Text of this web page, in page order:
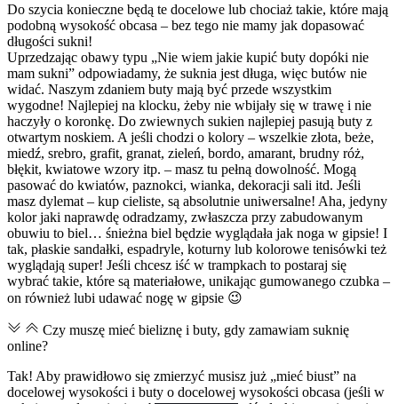
Do szycia konieczne będą te docelowe lub chociaż takie, które mają
podobną wysokość obcasa – bez tego nie mamy jak dopasować
długości sukni!
Uprzedzając obawy typu „Nie wiem jakie kupić buty dopóki nie
mam sukni” odpowiadamy, że suknia jest długa, więc butów nie
widać. Naszym zdaniem buty mają być przede wszystkim
wygodne! Najlepiej na klocku, żeby nie wbijały się w trawę i nie
haczyły o koronkę. Do zwiewnych sukien najlepiej pasują buty z
otwartym noskiem. A jeśli chodzi o kolory – wszelkie złota, beże,
miedź, srebro, grafit, granat, zieleń, bordo, amarant, brudny róż,
błękit, kwiatowe wzory itp. – masz tu pełną dowolność. Mogą
pasować do kwiatów, paznokci, wianka, dekoracji sali itd. Jeśli
masz dylemat – kup cieliste, są absolutnie uniwersalne! Aha, jedyny
kolor jaki naprawdę odradzamy, zwłaszcza przy zabudowanym
obuwiu to biel… śnieżna biel będzie wyglądała jak noga w gipsie! I
tak, płaskie sandałki, espadryle, koturny lub kolorowe tenisówki też
wyglądają super! Jeśli chcesz iść w trampkach to postaraj się
wybrać takie, które są materiałowe, unikając gumowanego czubka –
on również lubi udawać nogę w gipsie 😉
Czy muszę mieć bieliznę i buty, gdy zamawiam suknię
online?
Tak! Aby prawidłowo się zmierzyć musisz już „mieć biust” na
docelowej wysokości i buty o docelowej wysokości obcasa (jeśli w